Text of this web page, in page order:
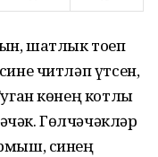
шатлык тоеп
читләп үтсен,
көнең котлы
Гөлчәчәкләр
синең